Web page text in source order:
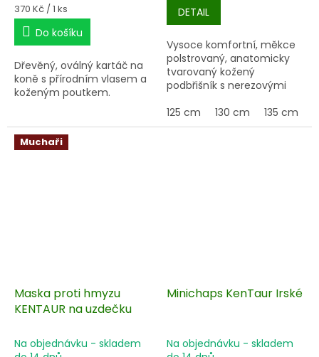
Měrná
cena:
370 Kč / 1 ks
Do košíku
Dřevěný, oválný kartáč na
koně s přírodním vlasem a
koženým poutkem.
DETAIL
Vysoce komfortní, měkce
polstrovaný, anatomicky
tvarovaný kožený
podbřišník s nerezovými
gumou po obou stranách.
Podbřišník má po stranách
125 cm 130 cm 135 cm
Muchaři
Maska proti hmyzu
KENTAUR na uzdečku
Na objednávku - skladem
Minichaps KenTaur Irské
Na objednávku - skladem